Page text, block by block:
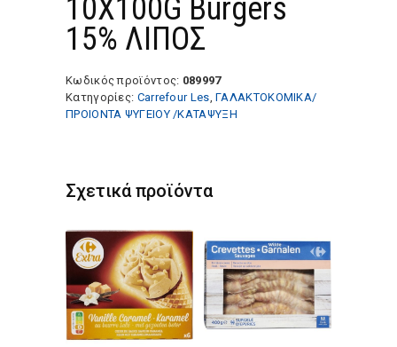
10X100G Burgers
15% ΛΙΠΟΣ
Κωδικός προϊόντος: 089997
Κατηγορίες: Carrefour Les ,ΓΑΛΑΚΤΟΚΟΜΙΚΑ/
ΠΡΟΙΟΝΤΑ ΨΥΓΕΙΟΥ /ΚΑΤΑΨΥΞΗ
Σχετικά προϊόντα